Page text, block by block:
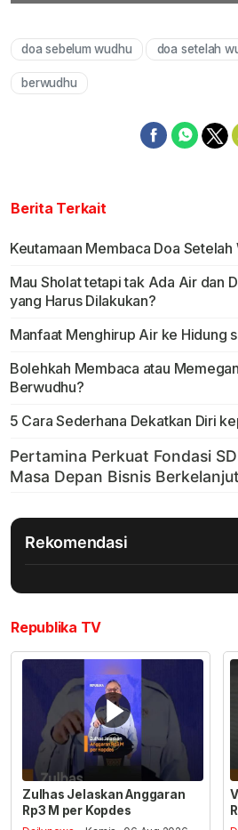
doa sebelum wudhu doa setelah
berwudhu
Berita Terkait
Keutamaan Membaca Doa Setelah
Mau Sholat tetapi tak Ada Air dan
yang Harus Dilakukan?
Manfaat Menghirup Air ke Hidung
Bolehkah Membaca atau
Berwudhu?
5 Cara Sederhana Dekatkan Diri
Rekomendasi
Republika TV
Zulhas Jelaskan Anggaran
Rp3 M per Kopdes